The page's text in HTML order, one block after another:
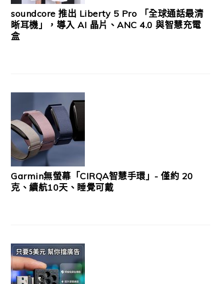
soundcore 推出 Liberty 5 Pro 「全球通話最清
晰耳機」，導入 AI 晶片、ANC 4.0 與智慧充電
盒
Garmin無螢幕「CIRQA智慧手環」- 僅約 20
克、續航10天、睡覺可戴